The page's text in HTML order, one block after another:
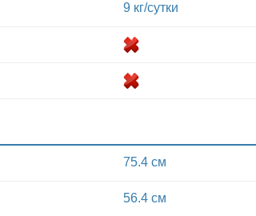
9 кг/сутки
75.4 см
56.4 см